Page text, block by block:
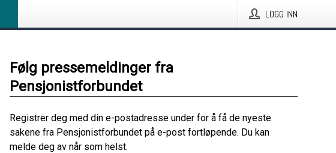
LOGG INN
Følg pressemeldinger fra
Pensjonistforbundet
Registrer deg med din e-postadresse under for å få de nyeste
sakene fra Pensjonistforbundet på e-post fortløpende. Du kan
melde deg av når som helst.